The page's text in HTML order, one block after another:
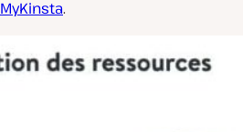
MyKinsta.